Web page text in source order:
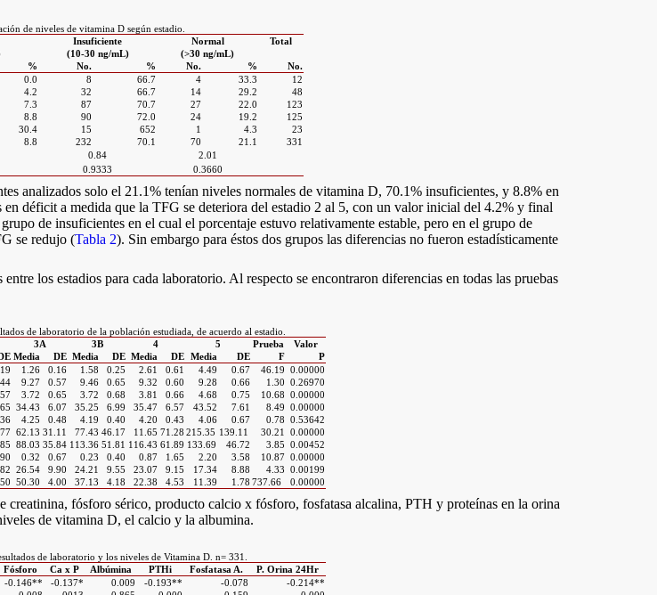
de niveles de vitamina D según estadio.
Insuficiente Normal
Total
(10-30 ng/mL)
(>30 ng/mL)
% No. % No. %
No.
0.0 8 66.7 4 33.3
12
4.2 32 66.7 14 29.2
48
7.3 87 70.7 27 22.0
123
8.8 90 72.0 24 19.2
125
30.4 15 652 1 4.3
23
8.8 232 70.1 70 21.1
331
0.84
2.01
0.9333 0.3660
analizados solo el 21.1% tenían niveles normales de vitamina D, 70.1% insuficientes, y 8.8% en
déficit a medida que la TFG se deteriora del estadio 2 al 5, con un valor inicial del 4.2% y final
de insuficientes en el cual el porcentaje estuvo relativamente estable, pero en el grupo de
se redujo (Tabla 2). Sin embargo para éstos dos grupos las diferencias no fueron estadísticamente
los estadios para cada laboratorio. Al respecto se encontraron diferencias en todas las pruebas
de laboratorio de la población estudiada, de acuerdo al estadio.
3A 3B 4 5 Prueba
Valor
Media DE Media DE Media DE Media DE F
P
1.26 0.16 1.58 0.25 2.61 0.61 4.49 0.67 46.19 0.00000
9.27 0.57 9.46 0.65 9.32 0.60 9.28 0.66 1.30 0.26970
3.72 0.65 3.72 0.68 3.81 0.66 4.68 0.75 10.68 0.00000
34.43 6.07 35.25 6.99 35.47 6.57 43.52 7.61 8.49 0.00000
4.25 0.48 4.19 0.40 4.20 0.43 4.06 0.67 0.78 0.53642
62.13 31.11 77.43 46.17 11.65 71.28 215.35 139.11 30.21
0.00000
88.03 35.84 113.36 51.81 116.43 61.89 133.69 46.72 3.85 0.00452
0.32 0.67 0.23 0.40 0.87 1.65 2.20 3.58 10.87 0.00000
26.54 9.90 24.21 9.55 23.07 9.15 17.34 8.88 4.33 0.00199
50.30 4.00 37.13 4.18 22.38 4.53 11.39 1.78 737.66 0.00000
fósforo sérico, producto calcio x fósforo, fosfatasa alcalina, PTH y proteínas en la orina
de vitamina D, el calcio y la albumina.
de laboratorio y los niveles de Vitamina D. n= 331.
Fósforo Ca x P Albúmina PTHi Fosfatasa A.
P. Orina 24Hr
-0.146** -0.137* 0.009 -0.193** -0.078
-0.214**